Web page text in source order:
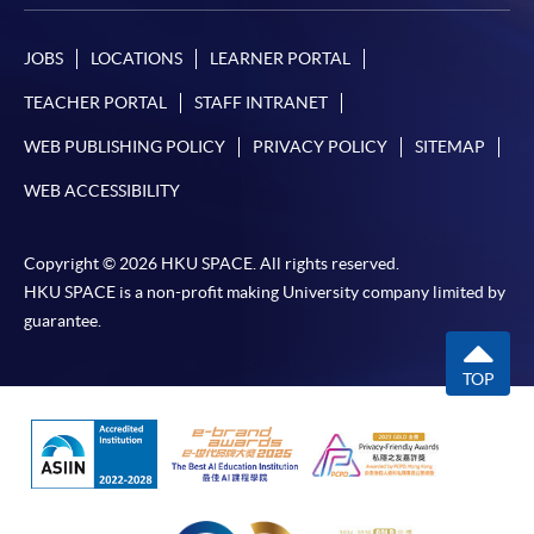
JOBS LOCATIONS LEARNER PORTAL
TEACHER PORTAL STAFF INTRANET
WEB PUBLISHING POLICY PRIVACY POLICY SITEMAP
WEB ACCESSIBILITY
Copyright © 2026 HKU SPACE. All rights reserved.
HKU SPACE is a non-profit making University company limited by
guarantee.
TOP